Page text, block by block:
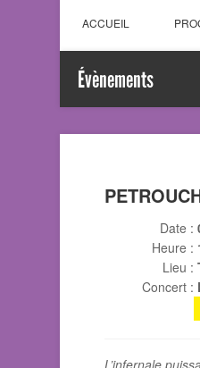
ACCUEIL
Évènements
Date :
Heure :
Lieu :
Concert :
L’infernale